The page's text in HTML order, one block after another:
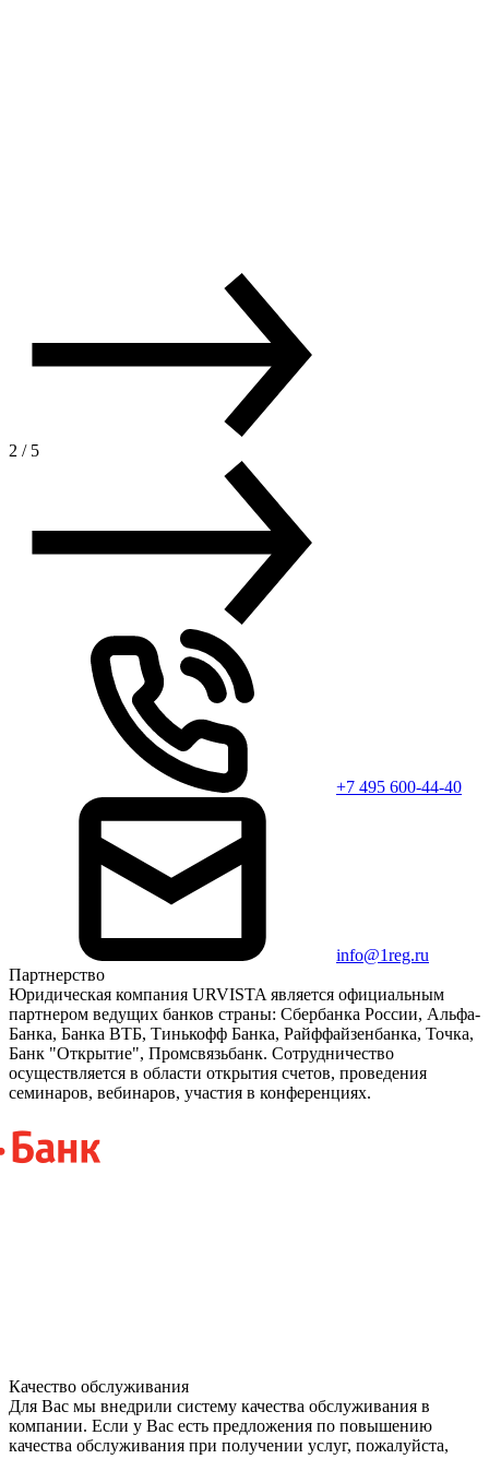
2 / 5
+7 495 600-44-40
info@1reg.ru
Партнерство
Юридическая компания URVISTA является официальным
партнером ведущих банков страны: Сбербанка России, Альфа-
Банка, Банка ВТБ, Тинькофф Банка, Райффайзенбанка, Точка,
Банк "Открытие", Промсвязьбанк. Сотрудничество
осуществляется в области открытия счетов, проведения
семинаров, вебинаров, участия в конференциях.
Качество обслуживания
Для Вас мы внедрили систему качества обслуживания в
компании. Если у Вас есть предложения по повышению
качества обслуживания при получении услуг, пожалуйста,